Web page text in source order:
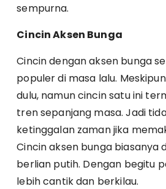
sempurna.
Cincin Aksen Bunga
Cincin dengan aksen bunga
populer di masa lalu.
dulu, namun cincin satu ini
tren sepanjang masa. Jadi
ketinggalan zaman jika
Cincin aksen bunga biasanya
berlian putih. Dengan begitu
lebih cantik dan berkilau.